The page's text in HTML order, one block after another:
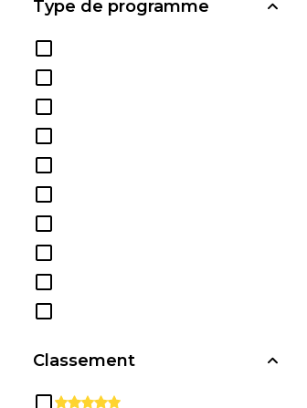
Interpersonnelles et Sociales
l'Information et Services de
Soutien
Ingénierie
Type de programme
Classement